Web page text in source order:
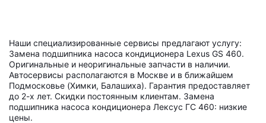
Наши специализированные сервисы предлагают услугу:
Замена подшипника насоса кондиционера Lexus GS 460.
Оригинальные и неоригинальные запчасти в наличии.
Автосервисы располагаются в Москве и в ближайшем
Подмосковье (Химки, Балашиха). Гарантия предоставляет
до 2-х лет. Скидки постоянным клиентам. Замена
подшипника насоса кондиционера Лексус ГС 460: низкие
цены.